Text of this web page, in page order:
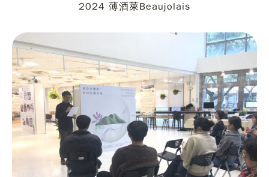
2024 薄酒萊Beaujolais